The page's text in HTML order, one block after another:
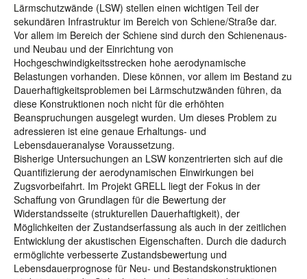
Lärmschutzwände (LSW) stellen einen wichtigen Teil der
sekundären Infrastruktur im Bereich von Schiene/Straße dar.
Vor allem im Bereich der Schiene sind durch den Schienenaus-
und Neubau und der Einrichtung von
Hochgeschwindigkeitsstrecken hohe aerodynamische
Belastungen vorhanden. Diese können, vor allem im Bestand zu
Dauerhaftigkeitsproblemen bei Lärmschutzwänden führen, da
diese Konstruktionen noch nicht für die erhöhten
Beanspruchungen ausgelegt wurden. Um dieses Problem zu
adressieren ist eine genaue Erhaltungs- und
Lebensdaueranalyse Voraussetzung.
Bisherige Untersuchungen an LSW konzentrierten sich auf die
Quantifizierung der aerodynamischen Einwirkungen bei
Zugsvorbeifahrt. Im Projekt GRELL liegt der Fokus in der
Schaffung von Grundlagen für die Bewertung der
Widerstandsseite (strukturellen Dauerhaftigkeit), der
Möglichkeiten der Zustandserfassung als auch in der zeitlichen
Entwicklung der akustischen Eigenschaften. Durch die dadurch
ermöglichte verbesserte Zustandsbewertung und
Lebensdauerprognose für Neu- und Bestandskonstruktionen